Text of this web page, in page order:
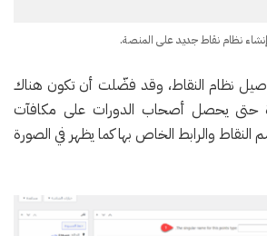
إنشاء نظام نقاط جديد على المنصة.
نظام النقاط، وقد فضّلت أن تكون هناك
حتى يحصل أصحاب الدورات على مكافآت
والرابط الخاص بها كما يظهر في الصورة